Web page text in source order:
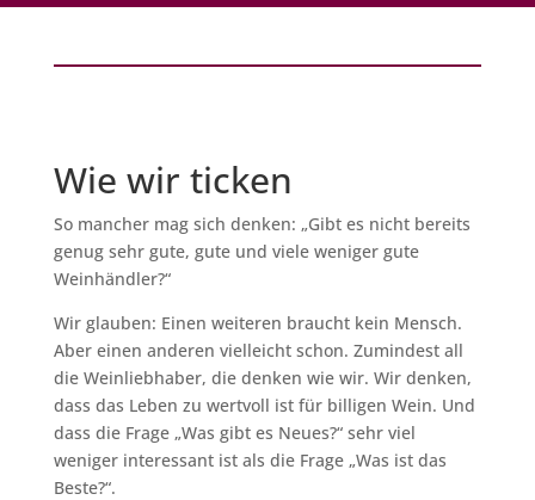
Wie wir ticken
So mancher mag sich denken: „Gibt es nicht bereits
genug sehr gute, gute und viele weniger gute
Weinhändler?“
Wir glauben: Einen weiteren braucht kein Mensch.
Aber einen anderen vielleicht schon. Zumindest all
die Weinliebhaber, die denken wie wir. Wir denken,
dass das Leben zu wertvoll ist für billigen Wein. Und
dass die Frage „Was gibt es Neues?“ sehr viel
weniger interessant ist als die Frage „Was ist das
Beste?“.